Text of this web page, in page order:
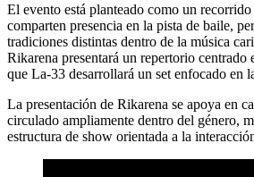
El evento está planteado como un
comparten presencia en la pista de baile,
tradiciones distintas dentro de la música
Rikarena presentará un repertorio centrado
que La-33 desarrollará un set enfocado en
La presentación de Rikarena se apoya en
circulado ampliamente dentro del género,
estructura de show orientada a la